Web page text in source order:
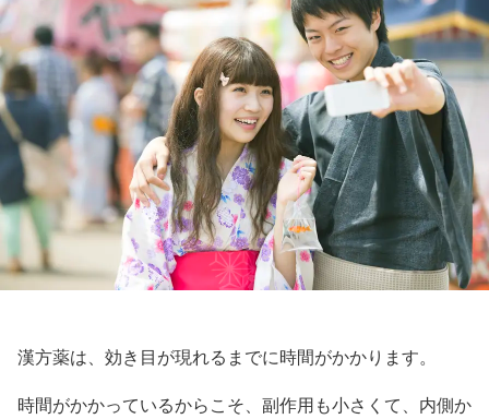
漢方薬は、効き目が現れるまでに時間がかかります。
時間がかかっているからこそ、副作用も小さくて、内側か